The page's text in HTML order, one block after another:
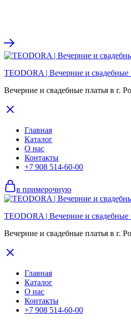
TEODORA | Вечерние и
Вечерние и свадебные платья в г.
Главная
Каталог
О нас
Контакты
+7 908 514-60-00
в примерочную
TEODORA | Вечерние и
Вечерние и свадебные платья в г.
Главная
Каталог
О нас
Контакты
+7 908 514-60-00